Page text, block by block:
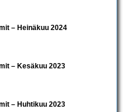
– Heinäkuu 2024
– Kesäkuu 2023
– Huhtikuu 2023